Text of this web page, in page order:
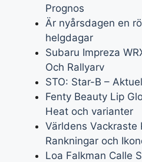
Prognos
Är nyårsdagen en
helgdagar
Subaru Impreza
Och Rallyarv
STO: Star-B –
Fenty Beauty Lip
Heat och varianter
Världens Vackraste
Rankningar och
Loa Falkman Calle